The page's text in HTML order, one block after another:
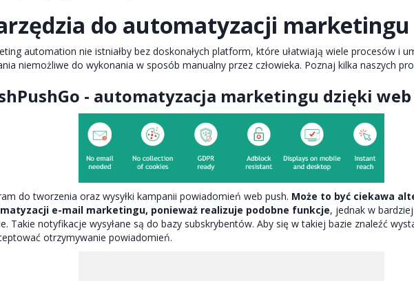
do automatyzacji marketingu
automation nie istniałby bez doskonałych platform, które ułatwiają wiele procesów i
niemożliwe do wykonania w sposób manualny przez człowieka. Poznaj kilka naszych
- automatyzacja marketingu dzięki
do tworzenia oraz wysyłki kampanii powiadomień web push. Może to być ciekawa
e-mail marketingu, ponieważ realizuje podobne funkcje, jednak w
Takie notyfikacje wysyłane są do bazy subskrybentów. Aby się w takiej bazie znaleźć
otrzymywanie powiadomień.